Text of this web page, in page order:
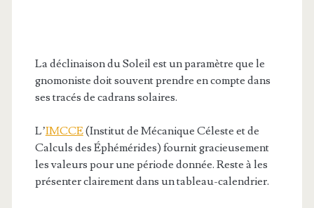
La déclinaison du Soleil est un paramètre que le
gnomoniste doit souvent prendre en compte dans
ses tracés de cadrans solaires.
L’IMCCE(Institut de Mécanique Céleste et de
Calculs des Éphémérides) fournit gracieusement
les valeurs pour une période donnée. Reste à les
présenter clairement dans un tableau-calendrier.